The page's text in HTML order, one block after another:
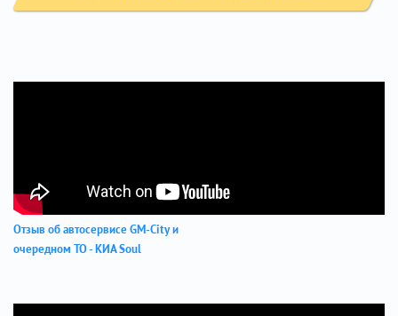
Отзыв об автосервисе GM-City и
очередном ТО - КИА Soul